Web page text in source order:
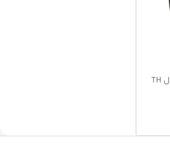
هدست بلوتوث تسکو مدل TH